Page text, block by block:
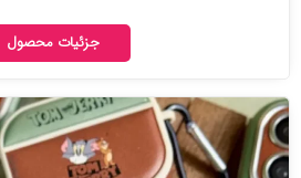
جزئیات محصول